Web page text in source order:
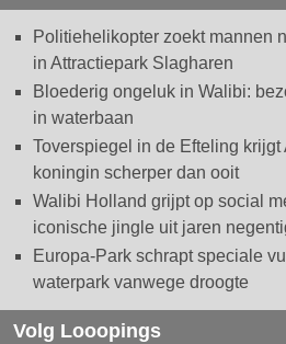
Politiehelikopter zoekt mannen
in Attractiepark Slagharen
Bloederig ongeluk in Walibi:
in waterbaan
Toverspiegel in de Efteling krijgt
koningin scherper dan ooit
Walibi Holland grijpt op social
iconische jingle uit jaren
Europa-Park schrapt speciale
waterpark vanwege droogte
Volg Looopings